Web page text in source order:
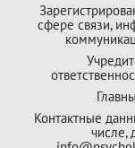
сфере связи,
Контактные
числе,